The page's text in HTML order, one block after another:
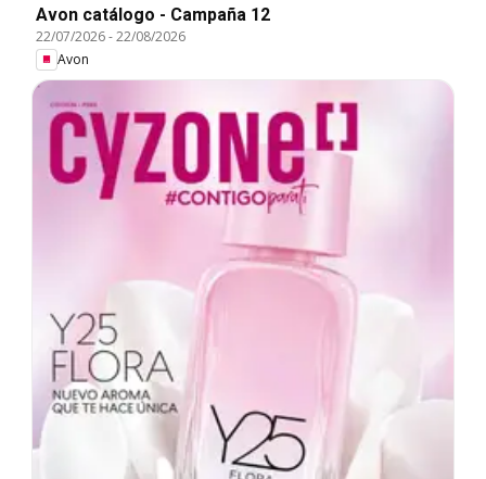
Avon catálogo - Campaña 12
22/07/2026-22/08/2026
Avon